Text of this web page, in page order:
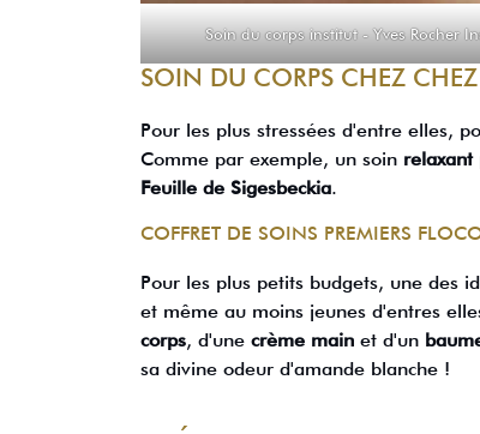
Soin du corps institut -Yves Rocher
SOIN DU CORPS CHEZ
Pour les plus stressées d'entre elles,
Comme par exemple, un soin relaxant
Feuille de Sigesbeckia.
COFFRET DE SOINS PREMIERS
Pour les plus petits budgets, une des
et même au moins jeunes d'entres
corps, d'une crème main et d'un
sa divine odeur d'amande blanche !